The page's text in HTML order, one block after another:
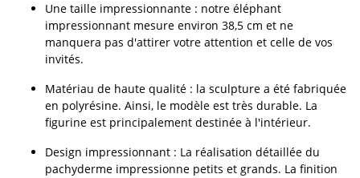
Une taille impressionnante : notre éléphant
impressionnant mesure environ 38,5 cm et ne
manquera pas d'attirer votre attention et celle de vos
invités.
Matériau de haute qualité : la sculpture a été fabriquée
en polyrésine. Ainsi, le modèle est très durable. La
figurine est principalement destinée à l'intérieur.
Design impressionnant : La réalisation détaillée du
pachyderme impressionne petits et grands. La finition